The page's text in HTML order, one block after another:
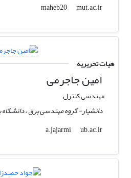
maheb20
mut.ac.ir
هیات تحریریه
امین جاجرمی
مهندسی کنترل
دانشیار- گروه مهندسی برق ، دانشگاه
a.jajarmi
ub.ac.ir